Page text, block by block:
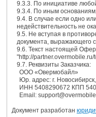
9.3.3. По инициативе
9.3.4. По иным
9.4. В случае если одно
недействительность не
9.5. Не вступая в
документа, выражающего
9.6. Текст настоящей
"http://
9.7. Реквизиты Заказчика:
ООО «Овермобайл»
Юр. адрес: г.
ИНН 5408290672 КПП
Email:
Документ разработан